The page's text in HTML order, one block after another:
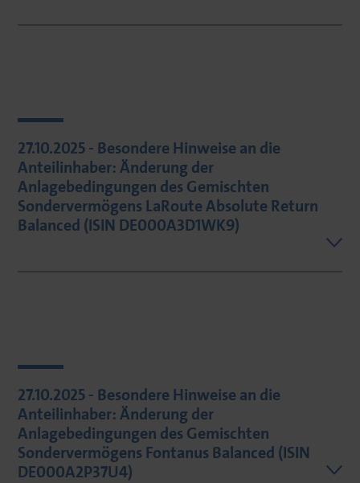
27.10.2025 - Besondere Hinweise an die
Anteilinhaber: Änderung der
Anlagebedingungen des Gemischten
Sondervermögens LaRoute Absolute Return
Balanced (ISIN DE000A3D1WK9)
27.10.2025 - Besondere Hinweise an die
Anteilinhaber: Änderung der
Anlagebedingungen des Gemischten
Sondervermögens Fontanus Balanced (ISIN
DE000A2P37U4)